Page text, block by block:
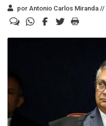
por Antonio Carlos Miranda //